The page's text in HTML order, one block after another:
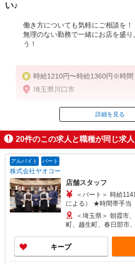
い♪
働き方についても気軽にご相談を！
無理のない勤務で一緒にお店を盛り
う！
時給1210円〜時給1360円※時
給含む
※9時迄 時給＋100円
※16時（17時）以降 時給＋
※日・祝日 時給＋150円
埼玉県川口市
掲載期間終了
詳細を見る
20件のこの求人と職種が同じ求人
アルバイト パート
株式会社ヤオコー
店舗スタッフ
＜パート＞ 時給
による） ★時間帯手当
200円UP（
（16:00以降）／時給50
帯による） ★土・日・
円UP ★鮮魚・惣菜・寿
UP（店舗による） ＜アルバイト＞ 時給1063円〜
1330円（店舗による）
＜埼玉県＞ 朝霞市
町、越生町、春日部市
鴻巣市、越谷市、さい
狭山市、志木市、白岡
島市、所沢市、戸田市
キープ